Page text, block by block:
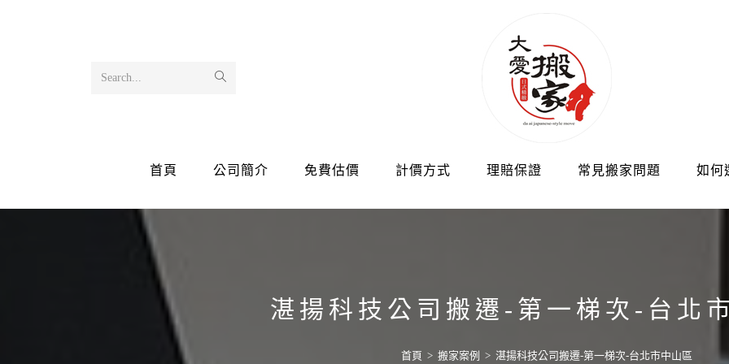
Search...
首頁 公司簡介 免費估價 計價方式 理賠保證 常見搬家問題 如何
湛揚科技公司搬遷-第一梯次-台北
首頁 > 搬家案例 > 湛揚科技公司搬遷-第一梯次-台北市中山區